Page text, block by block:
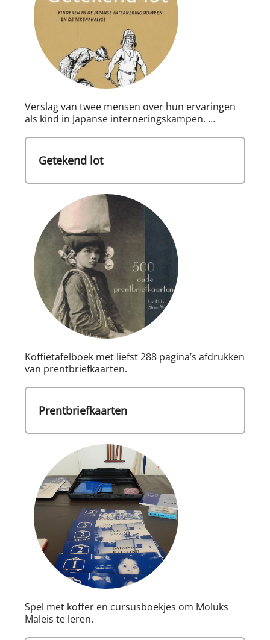
Verslag van twee mensen over hun ervaringen
als kind in Japanse interneringskampen. …
Getekend lot
Koffietafelboek met liefst 288 pagina’s afdrukken
van prentbriefkaarten.
Prentbriefkaarten
Spel met koffer en cursusboekjes om Moluks
Maleis te leren.